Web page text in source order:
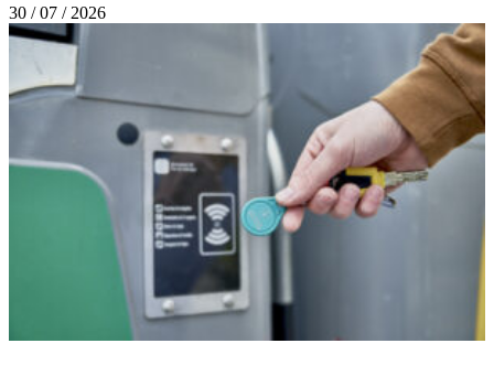
30 / 07 / 2026